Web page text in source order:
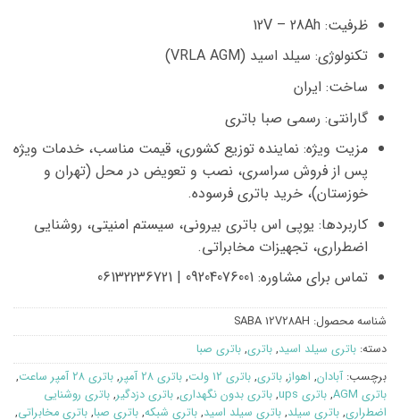
ظرفیت:12V – 28Ah
تکنولوژی:سیلد اسید (VRLA AGM)
ساخت:ایران
گارانتی: رسمی صبا باتری
مزیت ویژه: نماینده توزیع کشوری، قیمت مناسب، خدمات ویژه
پس از فروش سراسری، نصب و تعویض در محل (تهران و
خوزستان)، خرید باتری فرسوده.
کاربردها:یوپی اس باتری بیرونی، سیستم امنیتی، روشنایی
اضطراری، تجهیزات مخابراتی.
تماس برای مشاوره:09204076001 | 06132236721
شناسه محصول: SABA 12V28AH
دسته: باتری سیلد اسید, باتری, باتری صبا
برچسب: آبادان, اهواز, باتری, باتری 12 ولت , باتری 28 آمپر , باتری 28 آمپر ساعت
,
باتری AGM
, باتری ups , باتری بدون نگهداری, باتری دزدگیر, باتری روشنایی
اضطراری, باتری سیلد, باتری سیلد اسید, باتری شبکه, باتری صبا, باتری مخابراتی,